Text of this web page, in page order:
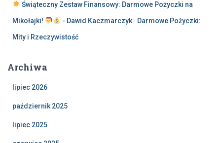
Świąteczny Zestaw Finansowy: Darmowe Pożyczki na
Mikołajki! - Dawid Kaczmarczyk- Darmowe Pożyczki:
Mity i Rzeczywistość
Archiwa
lipiec 2026
październik 2025
lipiec 2025